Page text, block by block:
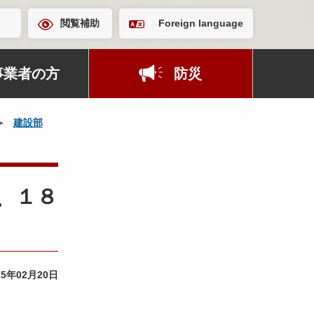
閲覧補助 Foreign language
業者の方 防災
建設部
１８
年02月20日